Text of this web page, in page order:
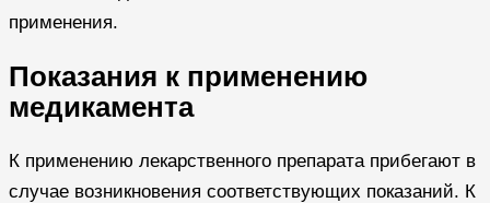
применения.
Показания к применению
медикамента
К применению лекарственного препарата прибегают в
случае возникновения соответствующих показаний. К